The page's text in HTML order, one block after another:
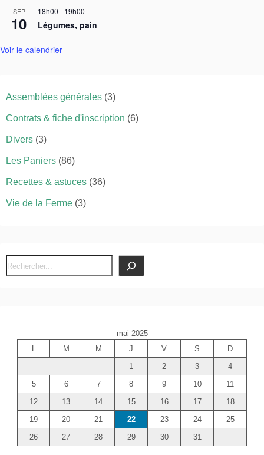
SEP
10
18h00 - 19h00
Légumes, pain
Voir le calendrier
Assemblées générales (3)
Contrats & fiche d'inscription (6)
Divers (3)
Les Paniers (86)
Recettes & astuces (36)
Vie de la Ferme (3)
R
e
mai 2025
L
M M J V S
D
1
2 3
4
5
6 7 8 9 10
11
12
13 14 15 16 17
18
19
20 21 22 23 24
25
26
27 28 29 30 31